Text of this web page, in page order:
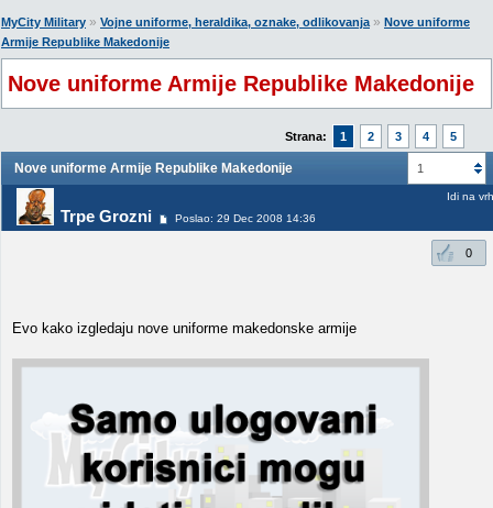
MyCity Military » Vojne uniforme, heraldika, oznake, odlikovanja» Nove uniforme
Armije Republike Makedonije
Nove uniforme Armije Republike Makedonije
Strana: 1 2 3 4 5
1
Nove uniforme Armije Republike Makedonije
Trpe Grozni Poslao: 29 Dec 2008 14:36
Idi na vrh
0
Evo kako izgledaju nove uniforme makedonske armije